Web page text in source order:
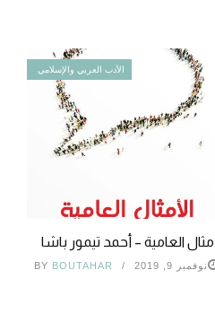
الأدب العربي والإسلامي
العامية – أحمد تيمور باشا
نوفمبر 9, 2019 BY BOUTAHAR